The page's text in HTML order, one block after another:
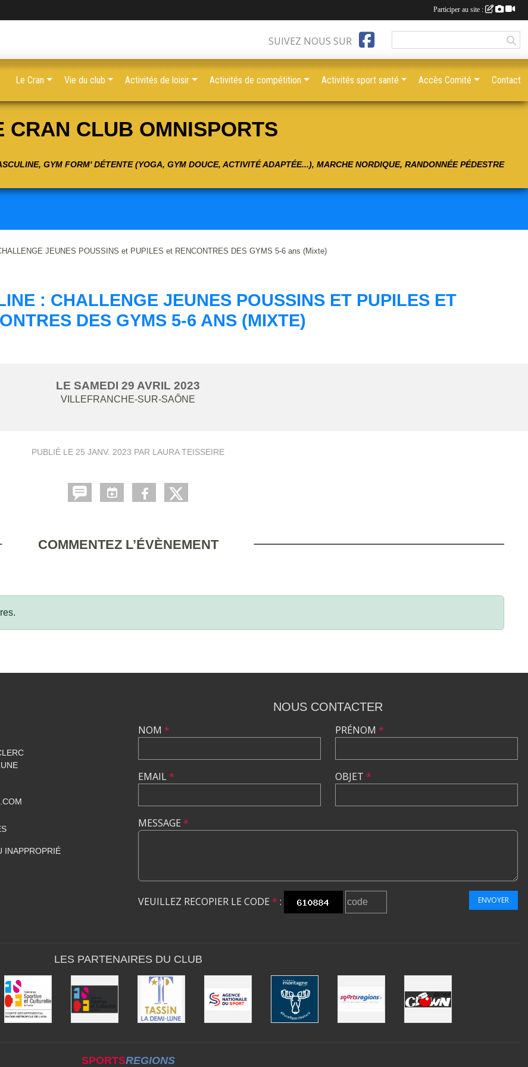
CRAN CLUB OMNISPORTS
GYM FORM' DÉTENTE (YOGA, GYM DOUCE, ACTIVITÉ ADAPTÉE...), MARCHE NORDIQUE, RANDONNÉE PÉDESTRE
JEUNES POUSSINS et PUPILES et RENCONTRES DES GYMS 5-6 ans (Mixte)
: CHALLENGE JEUNES POUSSINS ET PUPILES ET
DES GYMS 5-6 ANS (MIXTE)
LE SAMEDI 29 AVRIL 2023
VILLEFRANCHE-SUR-SAÔNE
PUBLIÉ LE 25 JANV. 2023 PAR LAURA TEISSEIRE
COMMENTEZ L’ÉVÈNEMENT
SUIVEZ NOUS SUR
Le Cran Vie du club Activités de loisir Activités de compétition Activités sport santé Accès Comité Contact
INAPPROPRIÉ
NOUS CONTACTER
NOM *
EMAIL*
PRÉNOM *
OBJET *
MESSAGE *
VEUILLEZ RECOPIER LE CODE * : ENVOYER
LES PARTENAIRES DU CLUB
SPORTSREGIONS
Participer au site :